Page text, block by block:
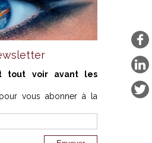
tout voir avant les
vous abonner à la